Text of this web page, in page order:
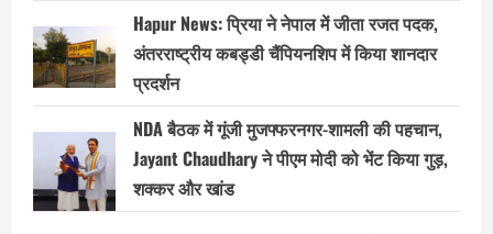
Hapur News: प्रिया ने नेपाल में जीता रजत पदक,
अंतरराष्ट्रीय कबड्डी चैंपियनशिप में किया शानदार
प्रदर्शन
NDA बैठक में गूंजी मुजफ्फरनगर-शामली की पहचान,
Jayant Chaudhary ने पीएम मोदी को भेंट किया गुड़,
शक्कर और खांड